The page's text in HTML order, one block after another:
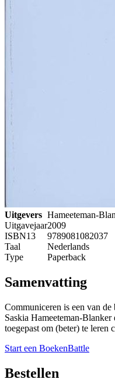
Uitgevers Hameeteman-
Uitgavejaar2009
ISBN13
9789081082037
Taal
Nederlands
Type
Paperback
Samenvatting
Communiceren is een van
Saskia Hameeteman-
toegepast om (beter) te leren
Start een BoekenBattle
Bestellen